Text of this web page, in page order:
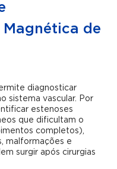
de
diagnosticar
sistema vascular. Por
estenoses
que dificultam o
completos),
malformações e
surgir após cirurgias